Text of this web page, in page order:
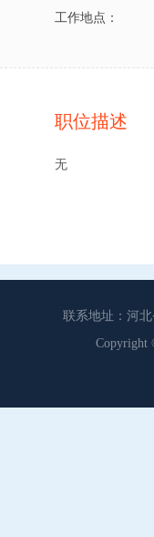
工作地点：
职位描述
无
联系地址：河
Copyright